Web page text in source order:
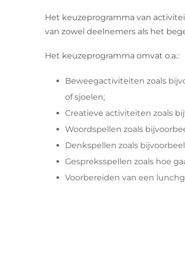
Het keuzeprogramma van
van zowel deelnemers als het
Het keuzeprogramma omvat o.a.:
Beweegactiviteiten zoals
of sjoelen;
Creatieve activiteiten zoals
Woordspellen zoals
Denkspellen zoals
Gespreksspellen zoals hoe
Voorbereiden van een